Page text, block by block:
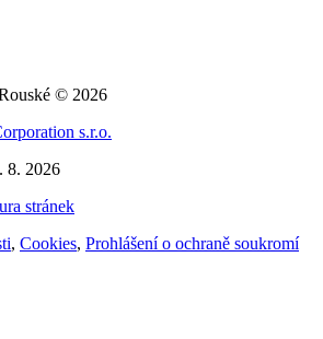
© 2026
s.r.o.
8. 2026
stránek
, Cookies, Prohlášení o ochraně soukromí